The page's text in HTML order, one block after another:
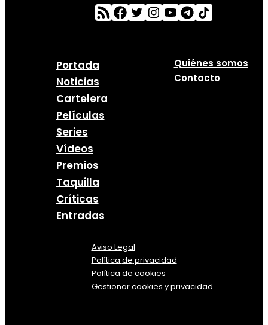
Portada
Noticias
Cartelera
Películas
Series
Vídeos
Premios
Taquilla
Críticas
Entradas
Quiénes somos
Contacto
Aviso Legal
Política de privacidad
Política de cookies
Gestionar cookies y privacidad